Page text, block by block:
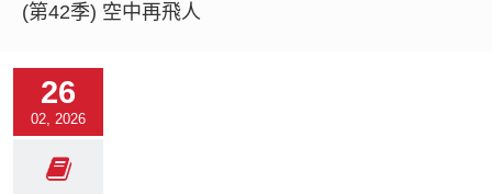
(第42季) 空中再飛人
26
02, 2026